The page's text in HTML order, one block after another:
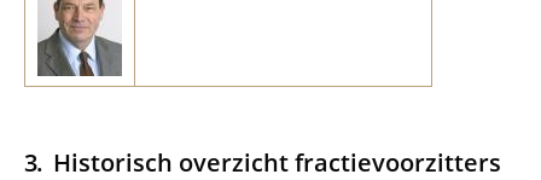
Historisch overzicht fractievoorzitters